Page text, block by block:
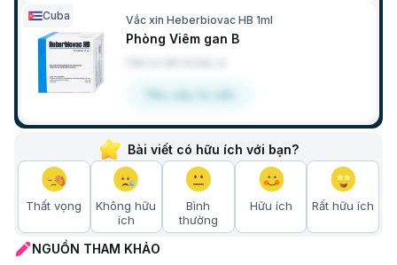
Cuba Vắc xin Heberbiovac HB 1ml
Phòng Viêm gan B
Bài viết có hữu ích với bạn?
Thất vọng
Không hữu
ích
Bình
thường
Hữu ích Rất hữu ích
NGUỒN THAM KHẢO